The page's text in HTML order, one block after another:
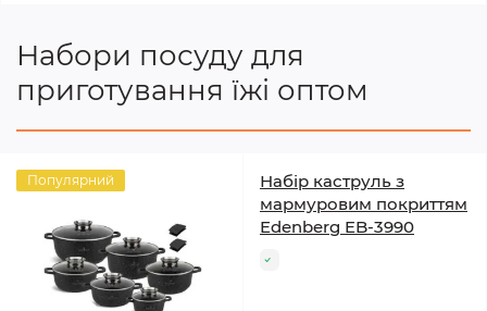
Набори посуду для
приготування їжі оптом
Популярний
Набір каструль з
мармуровим покриттям
Edenberg EB-3990